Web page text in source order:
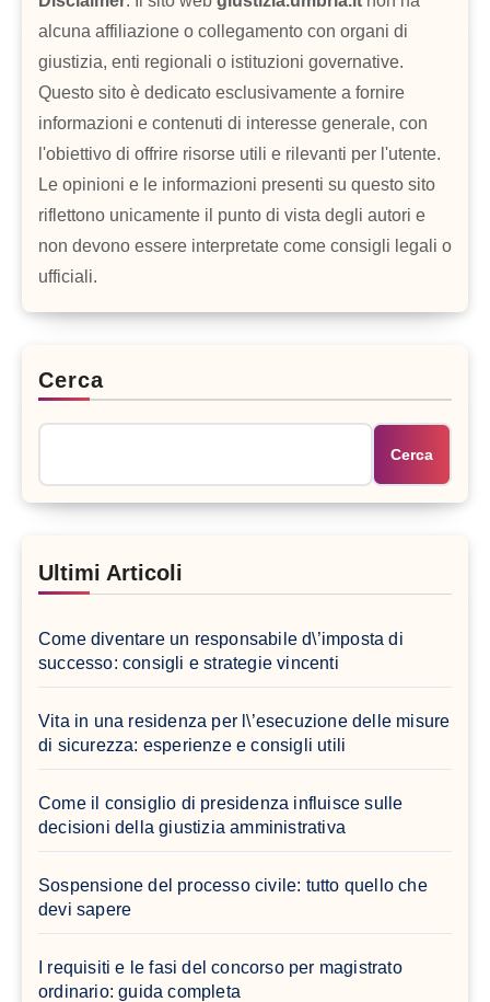
alcuna affiliazione o collegamento con organi di
giustizia, enti regionali o istituzioni governative.
Questo sito è dedicato esclusivamente a fornire
informazioni e contenuti di interesse generale, con
l'obiettivo di offrire risorse utili e rilevanti per l'utente.
Le opinioni e le informazioni presenti su questo sito
riflettono unicamente il punto di vista degli autori e
non devono essere interpretate come consigli legali o
ufficiali.
Cerca
Cerca
Ultimi Articoli
Come diventare un responsabile d\’imposta di
successo: consigli e strategie vincenti
Vita in una residenza per l\’esecuzione delle misure
di sicurezza: esperienze e consigli utili
Come il consiglio di presidenza influisce sulle
decisioni della giustizia amministrativa
Sospensione del processo civile: tutto quello che
devi sapere
I requisiti e le fasi del concorso per magistrato
ordinario: guida completa